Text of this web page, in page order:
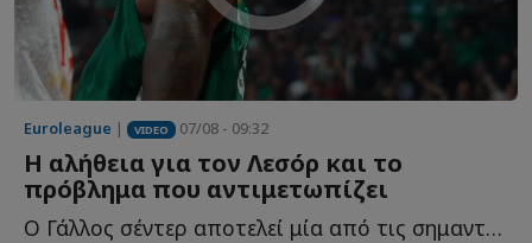
Euroleague | VIDEO 07/08 - 09:32
Η αλήθεια για τον Λεσόρ και το
πρόβλημα που αντιμετωπίζει
Ο Γάλλος σέντερ αποτελεί μία από τις σημαντικότερες μ...